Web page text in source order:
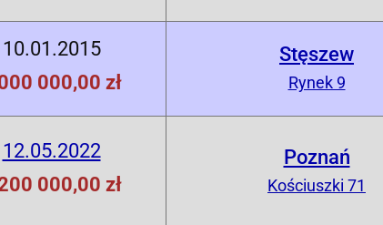
10.01.2015
000,00 zł
Stęszew
Rynek 9
12.05.2022
000,00 zł
Poznań
Kościuszki 71